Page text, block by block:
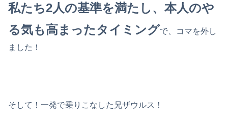
私たち2人の基準を満たし、本人のや
る気も高まったタイミングで、コマを外し
ました！
そして！一発で乗りこなした兄ザウルス！